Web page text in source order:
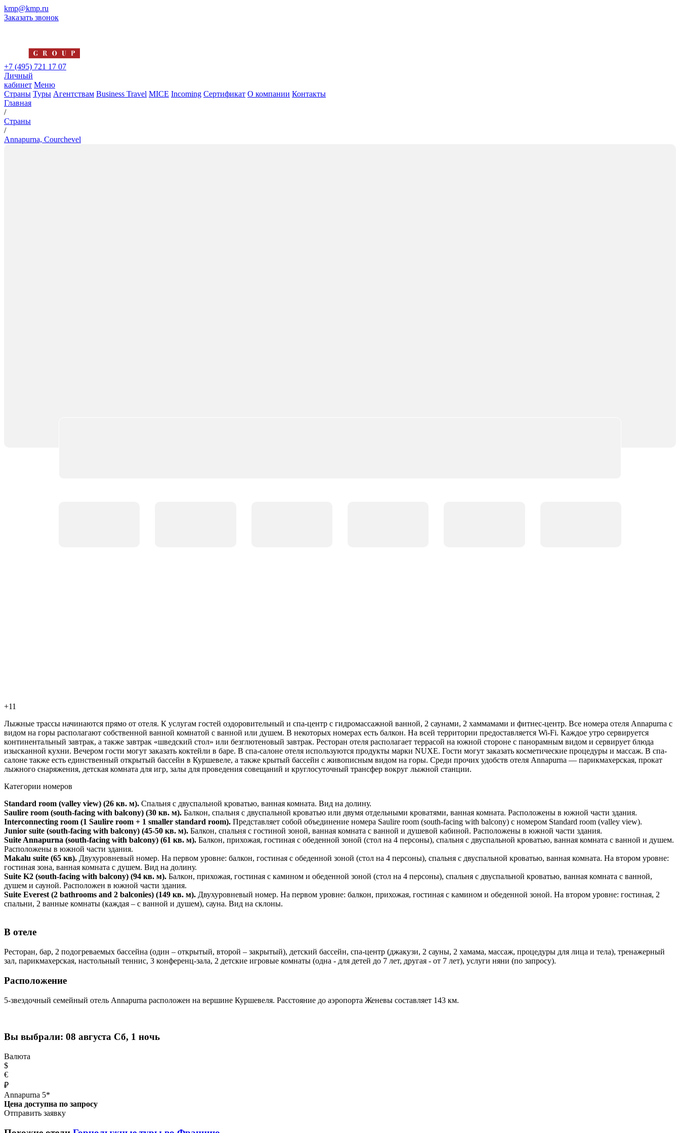
kmp@kmp.ru
Заказать звонок
+7 (495) 721 17 07
Личный
кабинет Меню
Страны Туры Агентствам Business Travel MICE Incoming Сертификат О компании Контакты
Главная
/
Страны
/
Annapurna, Courchevel
+11
Лыжные трассы начинаются прямо от отеля. К услугам гостей оздоровительный и спа-центр с гидромассажной ванной, 2 саунами, 2 хаммамами и фитнес-центр. Все номера отеля Annapurna с
видом на горы располагают собственной ванной комнатой с ванной или душем. В некоторых номерах есть балкон. На всей территории предоставляется Wi-Fi. Каждое утро сервируется
континентальный завтрак, а также завтрак «шведский стол» или безглютеновый завтрак. Ресторан отеля располагает террасой на южной стороне с панорамным видом и сервирует блюда
изысканной кухни. Вечером гости могут заказать коктейли в баре. В спа-салоне отеля используются продукты марки NUXE. Гости могут заказать косметические процедуры и массаж. В спа-
салоне также есть единственный открытый бассейн в Куршевеле, а также крытый бассейн с живописным видом на горы. Среди прочих удобств отеля Annapurna — парикмахерская, прокат
лыжного снаряжения, детская комната для игр, залы для проведения совещаний и круглосуточный трансфер вокруг лыжной станции.
Категории номеров
Standard room (valley view) (26 кв. м). Спальня с двуспальной кроватью, ванная комната. Вид на долину.
Saulire room (south-facing with balcony) (30 кв. м). Балкон, спальня с двуспальной кроватью или двумя отдельными кроватями, ванная комната. Расположены в южной части здания.
Interconnecting room (1 Saulire room + 1 smaller standard room). Представляет собой объединение номера Saulire room (south-facing with balcony) с номером Standard room (valley view).
Junior suite (south-facing with balcony) (45-50 кв. м). Балкон, спальня с гостиной зоной, ванная комната с ванной и душевой кабиной. Расположены в южной части здания.
Suite Annapurna (south-facing with balcony) (61 кв. м). Балкон, прихожая, гостиная с обеденной зоной (стол на 4 персоны), спальня с двуспальной кроватью, ванная комната с ванной и душем.
Расположены в южной части здания.
Makalu suite (65 кв). Двухуровневый номер. На первом уровне: балкон, гостиная с обеденной зоной (стол на 4 персоны), спальня с двуспальной кроватью, ванная комната. На втором уровне:
гостиная зона, ванная комната с душем. Вид на долину.
Suite K2 (south-facing with balcony) (94 кв. м). Балкон, прихожая, гостиная с камином и обеденной зоной (стол на 4 персоны), спальня с двуспальной кроватью, ванная комната с ванной,
душем и сауной. Расположен в южной части здания.
Suite Everest (2 bathrooms and 2 balconies) (149 кв. м). Двухуровневый номер. На первом уровне: балкон, прихожая, гостиная с камином и обеденной зоной. На втором уровне: гостиная, 2
спальни, 2 ванные комнаты (каждая – с ванной и душем), сауна. Вид на склоны.
В отеле
Ресторан, бар, 2 подогреваемых бассейна (один – открытый, второй – закрытый), детский бассейн, спа-центр (джакузи, 2 сауны, 2 хамама, массаж, процедуры для лица и тела), тренажерный
зал, парикмахерская, настольный теннис, 3 конференц-зала, 2 детские игровые комнаты (одна - для детей до 7 лет, другая - от 7 лет), услуги няни (по запросу).
Расположение
5-звездочный семейный отель Annapurna расположен на вершине Куршевеля. Расстояние до аэропорта Женевы составляет 143 км.
Вы выбрали: 08 августа Сб, 1 ночь
Валюта
$
€
₽
Annapurna 5*
Цена доступна по запросу
Отправить заявку